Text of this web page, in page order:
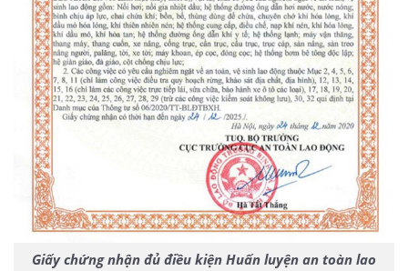
Giấy chứng nhận đủ điều kiện Huấn luyện an toàn lao